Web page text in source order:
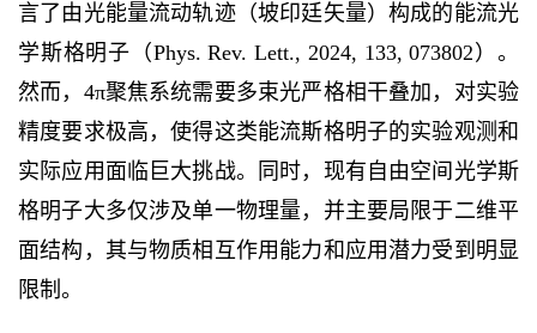
言了由光能量流动轨迹（坡印廷矢量）构成的能流光
学斯格明子（Phys. Rev. Lett., 2024, 133, 073802）。
然而，4π聚焦系统需要多束光严格相干叠加，对实验
精度要求极高，使得这类能流斯格明子的实验观测和
实际应用面临巨大挑战。同时，现有自由空间光学斯
格明子大多仅涉及单一物理量，并主要局限于二维平
面结构，其与物质相互作用能力和应用潜力受到明显
限制。